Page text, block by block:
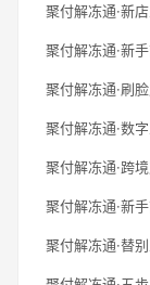
聚付解冻通·新
聚付解冻通·新
聚付解冻通·刷
聚付解冻通·数
聚付解冻通·跨
聚付解冻通·新
聚付解冻通·替